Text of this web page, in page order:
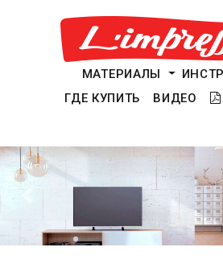
МАТЕРИАЛЫ
ГДЕ КУПИТЬ
ВИДЕО
Предыдущий